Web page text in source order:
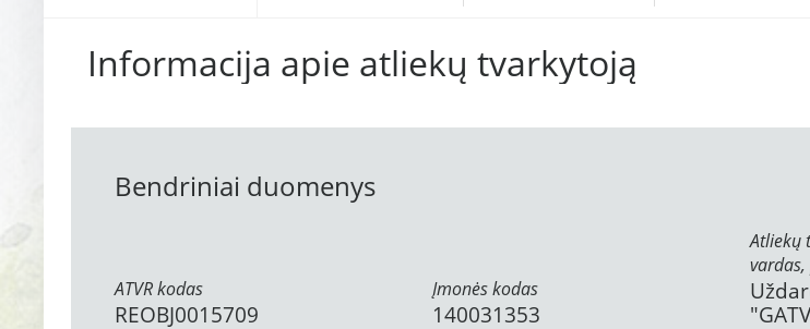
Informacija apie atliekų tvarkytoją
Bendriniai duomenys
ATVR kodas
REOBJ0015709
Įmonės kodas
140031353
Atliekų